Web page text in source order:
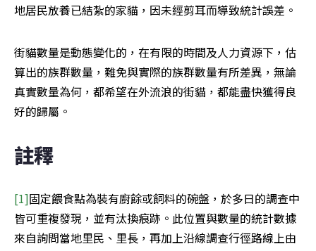
地居民放養已結紮的家貓，因未經剪耳而導致統計誤差。
街貓數量是動態變化的，在有限的時間及人力資源下，估
算出的族群數量，難免與實際的族群數量有所差異，無論
真實數量為何，都希望在外流浪的街貓，都能盡快獲得良
好的歸屬。
註釋
[1]固定餵食點為裝有廚餘或飼料的碗盤，於多日的調查中
皆可重複發現，並有汰換痕跡。此位置與數量的統計數據
來自詢問當地里民、里長，再加上沿線調查行徑路線上由